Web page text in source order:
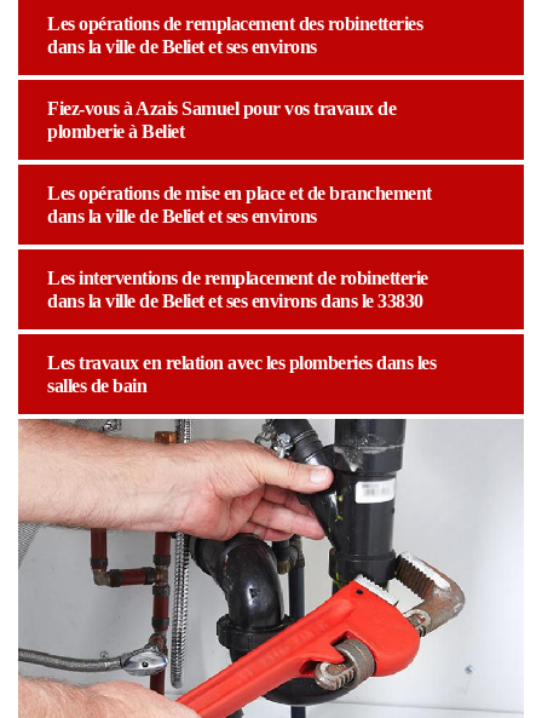
Les opérations de remplacement des robinetteries
dans la ville de Beliet et ses environs
Fiez-vous à Azais Samuel pour vos travaux de
plomberie à Beliet
Les opérations de mise en place et de branchement
dans la ville de Beliet et ses environs
Les interventions de remplacement de robinetterie
dans la ville de Beliet et ses environs dans le 33830
Les travaux en relation avec les plomberies dans les
salles de bain